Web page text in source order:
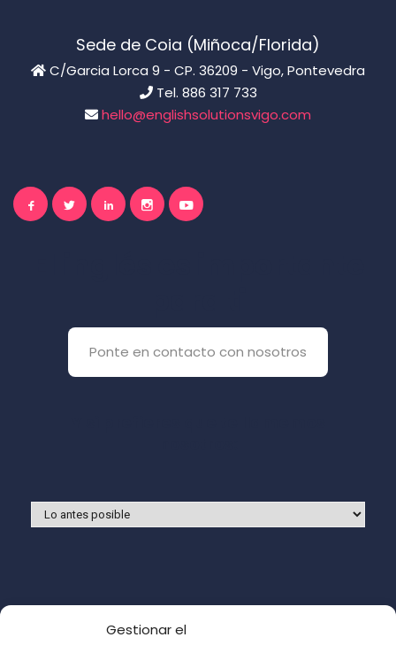
Gestionar el
Sede de Coia (Miñoca/Florida)
C/Garcia Lorca 9 - CP. 36209 - Vigo, Pontevedra
Tel. 886 317 733
hello@englishsolutionsvigo.com
Ponte en contacto con nosotros